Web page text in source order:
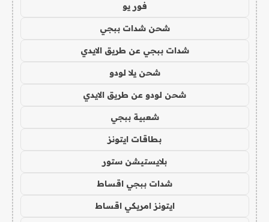
فور يو
شحن شدات ببجي
شدات ببجي عن طريق الايدي
شحن يلا لودو
شحن لودو عن طريق الايدي
شعبية ببجي
بطاقات ايتونز
بلايستيشن ستور
شدات ببجي اقساط
ايتونز امريكي اقساط